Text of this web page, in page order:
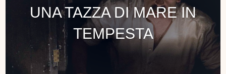
UNA TAZZA DI MARE IN
TEMPESTA